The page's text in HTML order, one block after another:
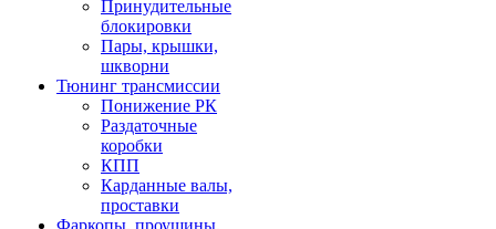
Принудительные
блокировки
Пары, крышки,
шкворни
Тюнинг трансмиссии
Понижение РК
Раздаточные
коробки
КПП
Карданные валы,
проставки
Фаркопы, проушины,